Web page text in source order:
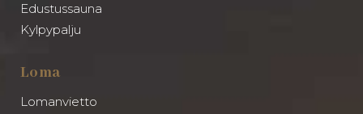
Edustussauna
Kylpypalju
Loma
Lomanvietto